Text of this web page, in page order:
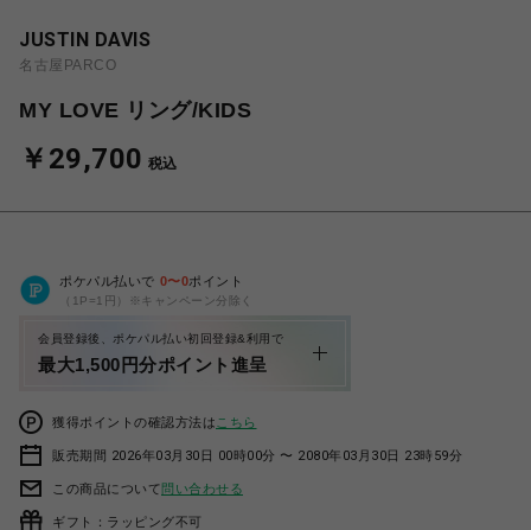
JUSTIN DAVIS
名古屋PARCO
MY LOVE リング/KIDS
￥29,700 税込
ポケパル払いで 0〜0ポイント
（1P=1円）※キャンペーン分除く
会員登録後、ポケパル払い初回登録&利用で
最大1,500円分ポイント進呈
獲得ポイントの確認方法は こちら
販売期間 2026年03月30日 00時00分 〜 2080年03月30日 23時59分
この商品について問い合わせる
ギフト：ラッピング不可